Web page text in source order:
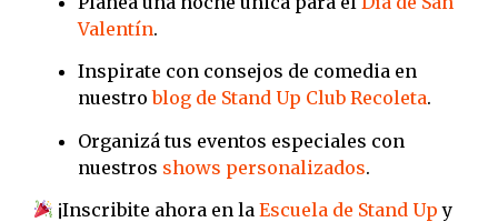
Valentín.
Inspirate con consejos de comedia en
nuestroblog de Stand Up Club Recoleta.
Organizá tus eventos especiales con
nuestros shows personalizados.
¡Inscribite ahora en laEscuela de Stand Up y